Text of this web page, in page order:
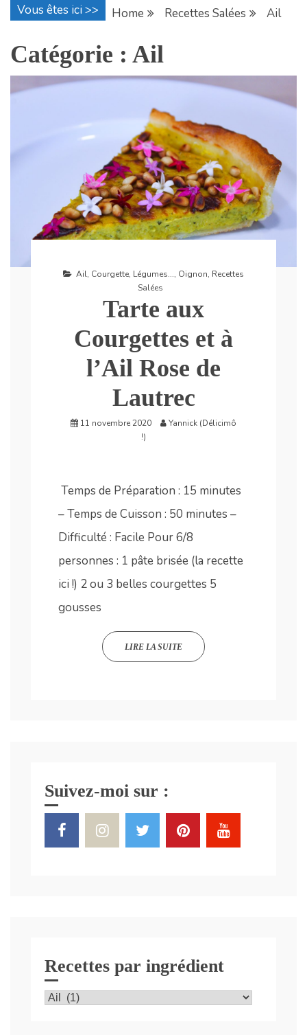
Vous êtes ici >> Home Recettes Salées Ail
Catégorie : Ail
Ail, Courgette, Légumes..., Oignon, Recettes
Salées
Tarte aux
Courgettes et à
l’Ail Rose de
Lautrec
11 novembre 2020
Yannick (Délicimô
!)
Temps de Préparation : 15 minutes
– Temps de Cuisson : 50 minutes –
Difficulté : Facile Pour 6/8
personnes : 1 pâte brisée (la recette
ici !) 2 ou 3 belles courgettes 5
gousses
LIRE LA SUITE
Suivez-moi sur :
Recettes par ingrédient
Recettes